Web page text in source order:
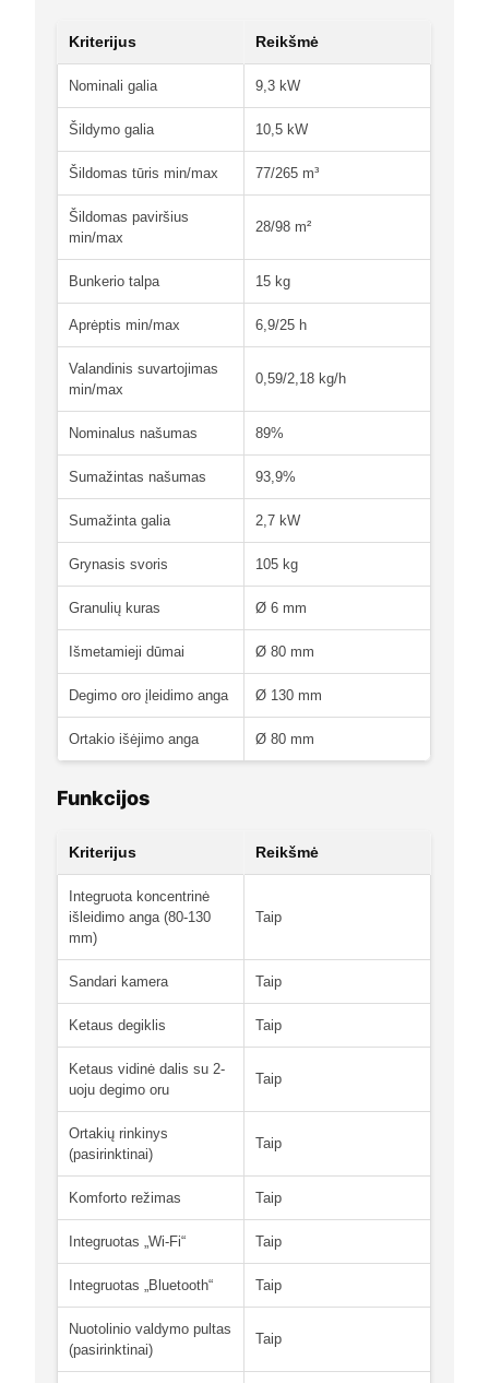
Kriterijus Reikšmė
Nominali galia 9,3 kW
Šildymo galia 10,5 kW
Šildomas tūris min/max 77/265 m³
Šildomas paviršius
min/max
28/98 m²
Bunkerio talpa 15 kg
Aprėptis min/max 6,9/25 h
Valandinis suvartojimas
min/max
0,59/2,18 kg/h
Nominalus našumas 89%
Sumažintas našumas 93,9%
Sumažinta galia 2,7 kW
Grynasis svoris 105 kg
Granulių kuras Ø 6 mm
Išmetamieji dūmai Ø 80 mm
Degimo oro įleidimo anga Ø 130 mm
Ortakio išėjimo anga Ø 80 mm
Funkcijos
Kriterijus Reikšmė
Integruota koncentrinė
išleidimo anga (80-130
mm)
Taip
Sandari kamera Taip
Ketaus degiklis Taip
Ketaus vidinė dalis su 2-
uoju degimo oru
Taip
Ortakių rinkinys
(pasirinktinai)
Taip
Komforto režimas Taip
Integruotas „Wi-Fi“ Taip
Integruotas „Bluetooth“ Taip
Nuotolinio valdymo pultas
(pasirinktinai)
Taip